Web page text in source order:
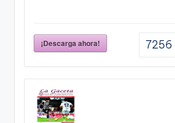
¡Descarga ahora! 7256